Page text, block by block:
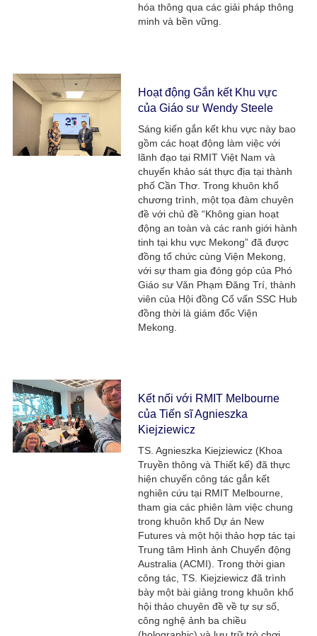
hóa thông qua các giải pháp thông
minh và bền vững.
Hoạt động Gắn kết Khu vực
của Giáo sư Wendy Steele​
Sáng kiến gắn kết khu vực này bao
gồm các hoạt động làm việc với
lãnh đạo tại RMIT Việt Nam và
chuyến khảo sát thực địa tại thành
phố Cần Thơ. Trong khuôn khổ
chương trình, một tọa đàm chuyên
đề với chủ đề “Không gian hoạt
động an toàn và các ranh giới hành
tinh tại khu vực Mekong” đã được
đồng tổ chức cùng Viện Mekong,
với sự tham gia đóng góp của Phó
Giáo sư Văn Phạm Đăng Trí, thành
viên của Hội đồng Cố vấn SSC Hub
đồng thời là giám đốc Viện
Mekong.​
Kết nối với RMIT Melbourne
của Tiến sĩ Agnieszka
Kiejziewicz ​
TS. Agnieszka Kiejziewicz (Khoa
Truyền thông và Thiết kế) đã thực
hiện chuyến công tác gắn kết
nghiên cứu tại RMIT Melbourne,
tham gia các phiên làm việc chung
trong khuôn khổ Dự án New
Futures và một hội thảo hợp tác tại
Trung tâm Hình ảnh Chuyển động
Australia (ACMI).​ Trong thời gian
công tác, TS. Kiejziewicz đã trình
bày một bài giảng trong khuôn khổ
hội thảo chuyên đề về tự sự số,
công nghệ ảnh ba chiều